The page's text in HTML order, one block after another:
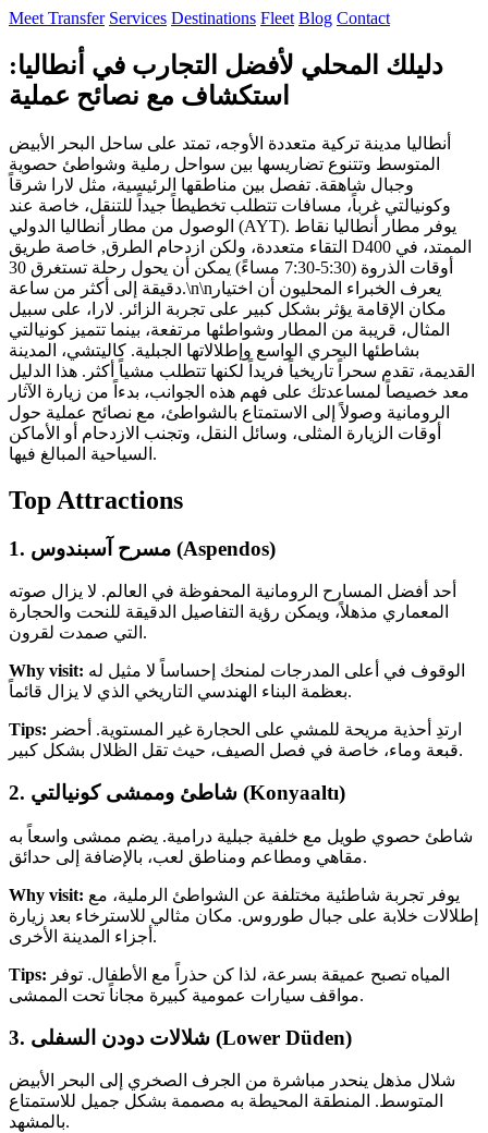
Meet Transfer Services Destinations Fleet Blog Contact
دليلك المحلي لأفضل التجارب في أنطاليا:
استكشاف مع نصائح عملية
أنطاليا مدينة تركية متعددة الأوجه، تمتد على ساحل البحر الأبيض
المتوسط وتتنوع تضاريسها بين سواحل رملية وشواطئ حصوية
وجبال شاهقة. تفصل بين مناطقها الرئيسية، مثل لارا شرقاً
وكونيالتي غرباً، مسافات تتطلب تخطيطاً جيداً للتنقل، خاصة عند
الوصول من مطار أنطاليا الدولي (AYT). يوفر مطار أنطاليا نقاط
التقاء متعددة، ولكن ازدحام الطرق, خاصة طريق D400 الممتد، في
أوقات الذروة (5:30-7:30 مساءً) يمكن أن يحول رحلة تستغرق 30
دقيقة إلى أكثر من ساعة.\n\nيعرف الخبراء المحليون أن اختيار
مكان الإقامة يؤثر بشكل كبير على تجربة الزائر. لارا، على سبيل
المثال، قريبة من المطار وشواطئها مرتفعة، بينما تتميز كونيالتي
بشاطئها البحري الواسع وإطلالاتها الجبلية. كاليتشي، المدينة
القديمة، تقدم سحراً تاريخياً فريداً لكنها تتطلب مشياً أكثر. هذا الدليل
معد خصيصاً لمساعدتك على فهم هذه الجوانب، بدءاً من زيارة الآثار
الرومانية وصولاً إلى الاستمتاع بالشواطئ، مع نصائح عملية حول
أوقات الزيارة المثلى، وسائل النقل، وتجنب الازدحام أو الأماكن
السياحية المبالغ فيها.
Top Attractions
1. مسرح آسبندوس (Aspendos)
أحد أفضل المسارح الرومانية المحفوظة في العالم. لا يزال صوته
المعماري مذهلاً، ويمكن رؤية التفاصيل الدقيقة للنحت والحجارة
التي صمدت لقرون.
Why visit:
بعظمة البناء الهندسي التاريخي الذي لا يزال قائماً.
Tips:
قبعة وماء، خاصة في فصل الصيف، حيث تقل الظلال بشكل كبير.
2. شاطئ وممشى كونيالتي (Konyaaltı)
شاطئ حصوي طويل مع خلفية جبلية درامية. يضم ممشى واسعاً به
مقاهي ومطاعم ومناطق لعب، بالإضافة إلى حدائق.
Why visit:
إطلالات خلابة على جبال طوروس. مكان مثالي للاسترخاء بعد زيارة
أجزاء المدينة الأخرى.
Tips:
مواقف سيارات عمومية كبيرة مجاناً تحت الممشى.
3. شلالات دودن السفلى (Lower Düden)
شلال مذهل ينحدر مباشرة من الجرف الصخري إلى البحر الأبيض
المتوسط. المنطقة المحيطة به مصممة بشكل جميل للاستمتاع
بالمشهد.